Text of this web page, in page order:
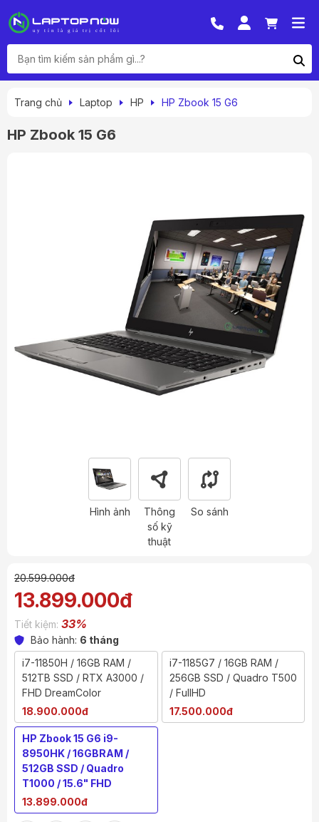
Trang chủ Laptop HP HP Zbook 15 G6
HP Zbook 15 G6
Hình ảnh
Thông
số kỹ
thuật
So sánh
20.599.000đ
13.899.000đ
Tiết kiệm: 33%
Bảo hành: 6 tháng
i7-11850H / 16GB RAM /
512TB SSD / RTX A3000 /
FHD DreamColor
18.900.000đ
i7-1185G7 / 16GB RAM /
256GB SSD / Quadro T500
/ FullHD
17.500.000đ
HP Zbook 15 G6 i9-
8950HK / 16GBRAM /
512GB SSD / Quadro
T1000 / 15.6" FHD
13.899.000đ